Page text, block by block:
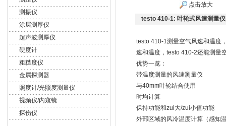
测振仪
涂层测厚仪
超声波测厚仪
硬度计
粗糙度仪
金属探测器
照度计/光照度测量仪
视频仪/内窥镜
探伤仪
点击放大
testo 410-1: 叶轮式风速测量仪
testo 410-1测量空气风速和温度
速和温度，testo 410-2还能测量
优势一览：
带温度测量的风速测量仪
与40mm叶轮结合使用
时均计算
保持功能和zui大/zui小值功能
外部区域的风冷温度计算（感知